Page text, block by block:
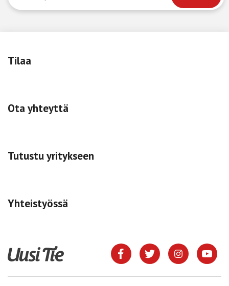
Tilaa
Ota yhteyttä
Tutustu yritykseen
Yhteistyössä